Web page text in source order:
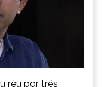
réu por três